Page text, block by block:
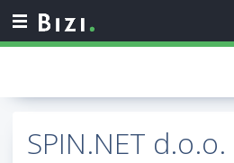
SPIN.NET d.o.o.